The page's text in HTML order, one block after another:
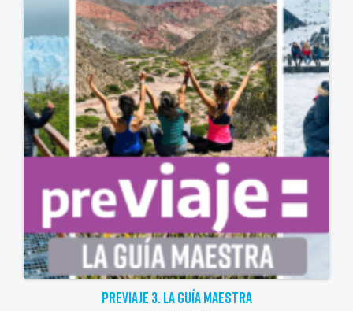
PREVIAJE 3. LA GUÍA MAESTRA